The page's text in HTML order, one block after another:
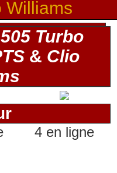
505 Turbo
& Clio
4 en ligne